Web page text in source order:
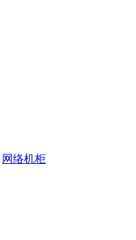
网络机柜